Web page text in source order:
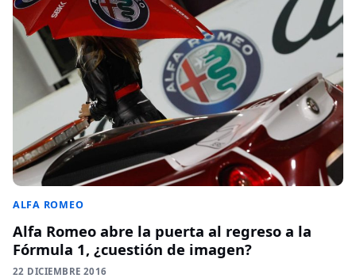
ALFA ROMEO
Alfa Romeo abre la puerta al regreso a la
Fórmula 1, ¿cuestión de imagen?
22 DICIEMBRE 2016